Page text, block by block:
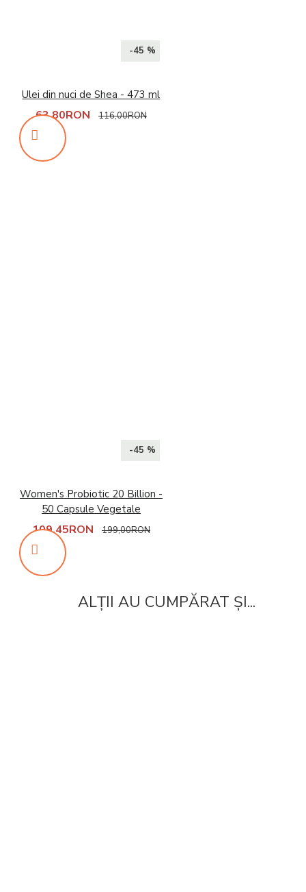
-45 %
Ulei din nuci de Shea - 473 ml
63,80RON 116,00RON
-45 %
Women's Probiotic 20 Billion -
50 Capsule Vegetale
109,45RON 199,00RON
ALȚII AU CUMPĂRAT ȘI...